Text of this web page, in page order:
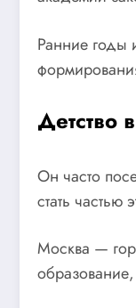
Ранние годы
Детство
Он часто
стать частью
Москва —